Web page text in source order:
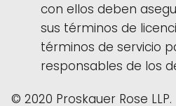
con ellos deben
sus términos de
términos de servicio
responsables de los
© 2020 Proskauer Rose LLP.